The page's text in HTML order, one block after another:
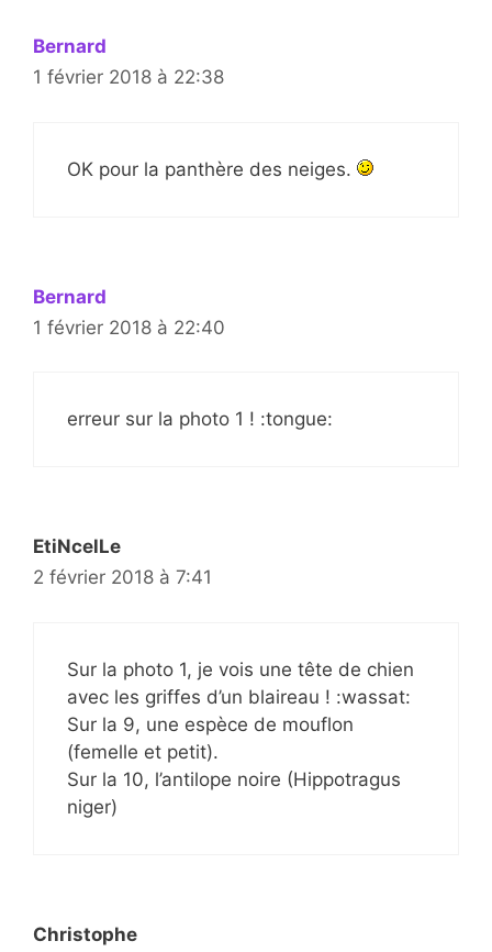
Bernard
1 février 2018 à 22:38
OK pour la panthère des neiges.
Bernard
1 février 2018 à 22:40
erreur sur la photo 1 ! :tongue:
EtiNcelLe
2 février 2018 à 7:41
Sur la photo 1, je vois une tête de chien
avec les griffes d’un blaireau ! :wassat:
Sur la 9, une espèce de mouflon
(femelle et petit).
Sur la 10, l’antilope noire (Hippotragus
niger)
Christophe